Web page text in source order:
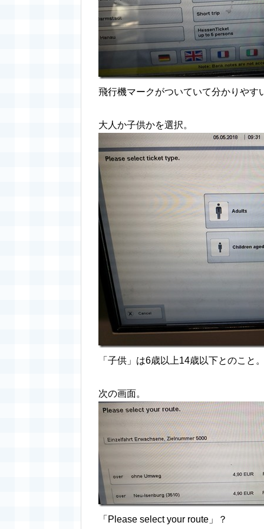
飛行機マークがついていて分かりやす
大人か子供かを選択。
「子供」は6歳以上14歳以下とのこと
次の画面。
「Please select your route」？